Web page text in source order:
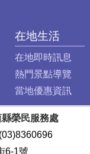
在地生活
在地即時訊息
熱門景點導覽
當地優惠資訊
榮民服務處
6-1號